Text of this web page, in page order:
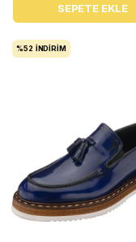
SEPETE EKLE
%52 İNDIRIM